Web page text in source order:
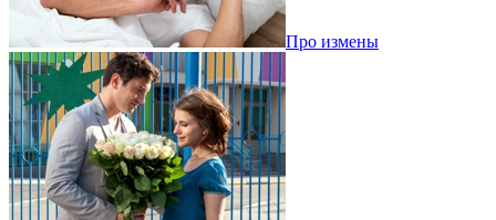
Про измены